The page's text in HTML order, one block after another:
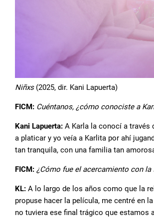
Niñxs(2025, dir. Kani Lapuerta)
FICM: Cuéntanos, ¿cómo conociste a
Kani Lapuerta: A Karla la conocí a través
a platicar y yo veía a Karlita por ahí
tan tranquila, con una familia tan
FICM: ¿Cómo fue el acercamiento con
KL: A lo largo de los años como que la
propuse hacer la película, me centré en
no tuviera ese final trágico que estamos